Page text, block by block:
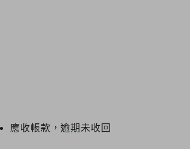
應收帳款，逾期未收回